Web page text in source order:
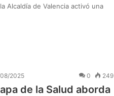
Alcaldía de Valencia activó una
2025 0 249
de la Salud aborda